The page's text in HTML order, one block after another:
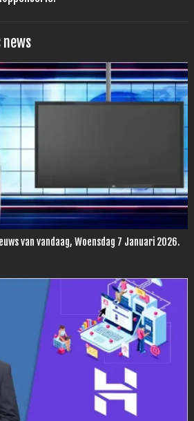
van vandaag, Woensdag 7 Januari 2026.